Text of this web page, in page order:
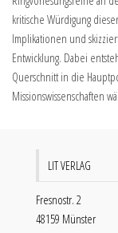
kritische Würdigung
Implikationen und
Entwicklung. Dabei
Querschnitt in die
Missionswissenschaften
LIT VERLAG
Fresnostr. 2
48159 Münster